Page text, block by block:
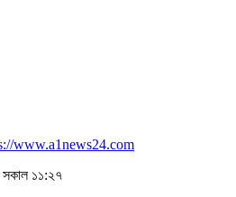
www.a1news24.com
সকাল ১১:২৭